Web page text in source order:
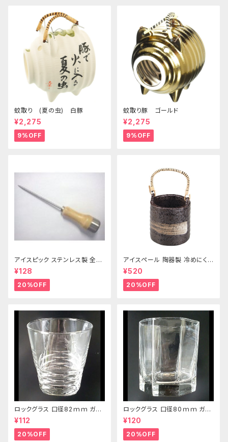
蚊取り (夏の虫) 白豚
¥2,275
9%OFF
蚊取り豚 ゴールド
¥2,275
9%OFF
アイスピック ステンレス製 全長
215ｍｍ
¥128
20%OFF
アイスペール 陶器製 冷めにくい
二重構造 860ml
¥520
20%OFF
ロックグラス 口径82ｍｍ ガラ
ス製 250cc
¥112
20%OFF
ロックグラス 口径80ｍｍ ガラ
ス製 220cc
¥120
20%OFF